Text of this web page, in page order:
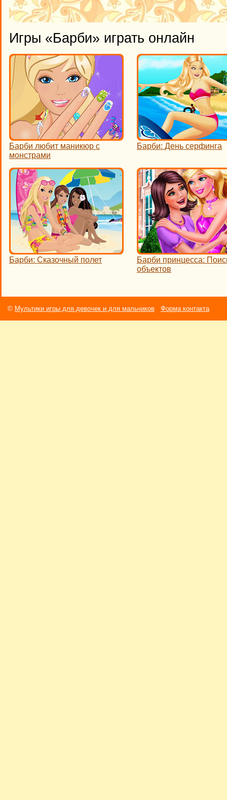
Игры «Барби» играть онлайн
Барби любит маникюр с
монстрами
Барби: День серфинга
Барби: Сказочный полет
Барби принцесса:
объектов
© Мультики игры для девочек и для мальчиков Форма контакта